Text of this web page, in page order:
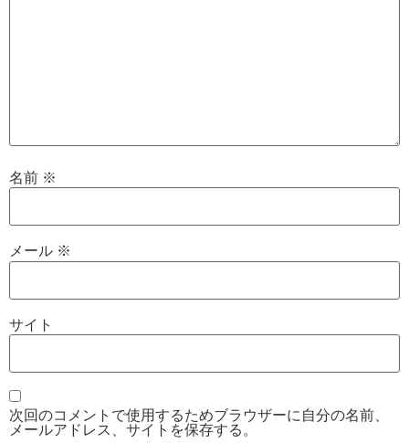
名前 ※
メール ※
サイト
次回のコメントで使用するためブラウザーに自分の名前、
メールアドレス、サイトを保存する。